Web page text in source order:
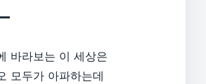
바라보는 이 세상은
모두가 아파하는데